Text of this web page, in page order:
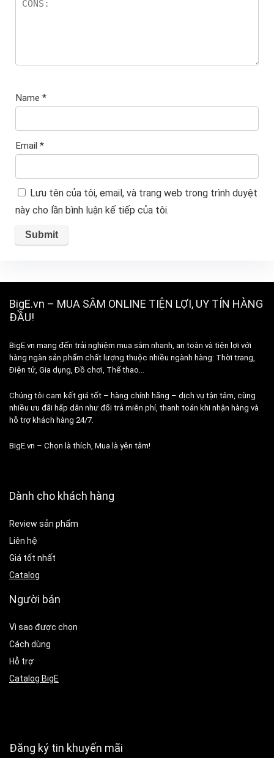
Name *
Email *
Lưu tên của tôi, email, và trang web trong trình duyệt
này cho lần bình luận kế tiếp của tôi.
BigE.vn – MUA SẮM ONLINE TIỆN LỢI, UY TÍN HÀNG
ĐẦU!
BigE.vn mang đến trải nghiệm mua sắm nhanh, an toàn và tiện lợi với
hàng ngàn sản phẩm chất lượng thuộc nhiều ngành hàng: Thời trang,
Điện tử, Gia dụng, Đồ chơi, Thể thao…
Chúng tôi cam kết giá tốt – hàng chính hãng – dịch vụ tận tâm, cùng
nhiều ưu đãi hấp dẫn như đổi trả miễn phí, thanh toán khi nhận hàng và
hỗ trợ khách hàng 24/7.
BigE.vn – Chọn là thích, Mua là yên tâm!
Dành cho khách hàng
Review sản phẩm
Liên hệ
Giá tốt nhất
Catalog
Người bán
Vì sao được chọn
Cách dùng
Hỗ trợ
Catalog BigE
Đăng ký tin khuyến mãi